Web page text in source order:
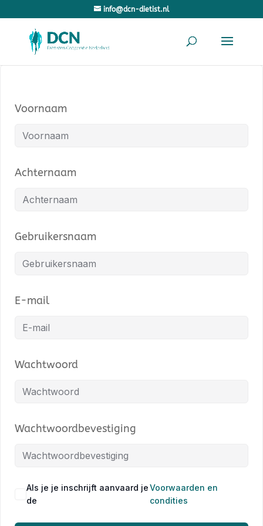
info@dcn-dietist.nl
Voornaam
Achternaam
Gebruikersnaam
E-mail
Wachtwoord
Wachtwoordbevestiging
Als je je inschrijft aanvaard je
de
Voorwaarden en
condities